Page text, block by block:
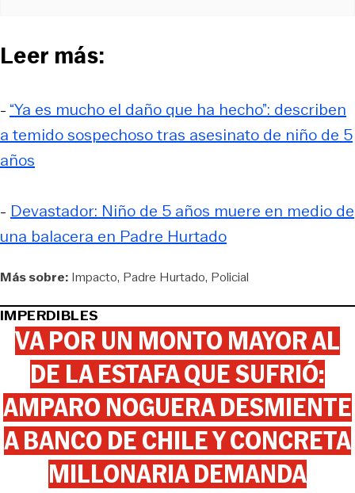
Leer más:
- “Ya es mucho el daño que ha hecho”: describen
a temido sospechoso tras asesinato de niño de 5
años
- Devastador: Niño de 5 años muere en medio de
una balacera en Padre Hurtado
Más sobre: Impacto Padre Hurtado Policial
IMPERDIBLES
VA POR UN MONTO MAYOR AL
DE LA ESTAFA QUE SUFRIÓ:
AMPARO NOGUERA DESMIENTE
A BANCO DE CHILE Y CONCRETA
MILLONARIA DEMANDA